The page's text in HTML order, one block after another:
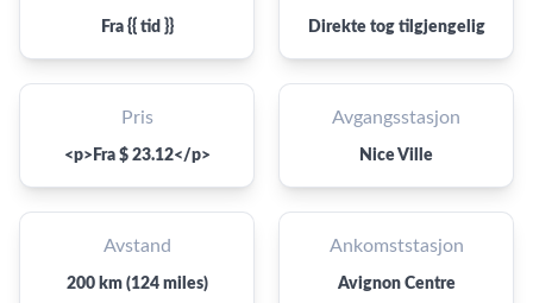
Fra {{ tid }}
Pris
<p>Fra $ 23.12</p>
Avstand
200 km (124 miles)
Direkte tog tilgjengelig
Avgangsstasjon
Nice Ville
Ankomststasjon
Avignon Centre